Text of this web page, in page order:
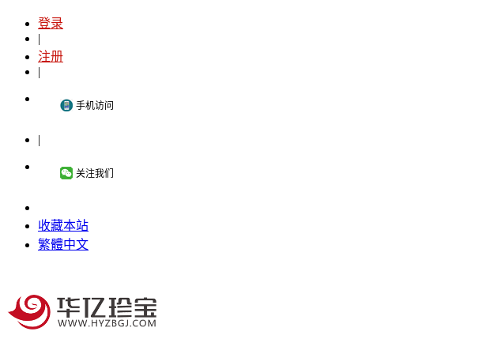
登录
|
注册
|
手机访问
|
关注我们
收藏本站
繁體中文